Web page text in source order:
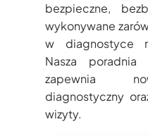
bezpieczne,
wykonywane
w diagnostyce
Nasza
zapewnia
diagnostyczny
wizyty.